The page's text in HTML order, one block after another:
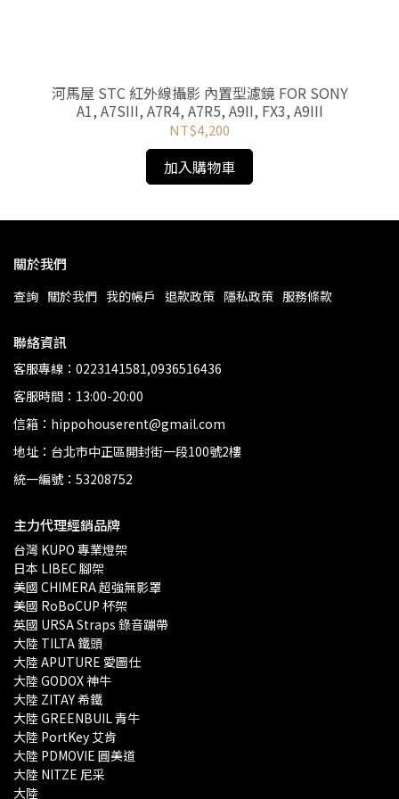
河馬屋 STC 紅外線攝影 內置型濾鏡 FOR SONY
A1, A7SIII, A7R4, A7R5, A9II, FX3, A9III
NT$4,200
加入購物車
關於我們
查詢 關於我們 我的帳戶 退款政策 隱私政策 服務條款
聯絡資訊
客服專線：0223141581,0936516436
客服時間：13:00-20:00
信箱：hippohouserent@gmail.com
地址：台北市中正區開封街一段100號2樓
統一編號：53208752
主力代理經銷品牌
台灣 KUPO 專業燈架
日本 LIBEC 腳架
美國 CHIMERA 超強無影罩
美國 RoBoCUP 杯架
英國 URSA Straps 錄音蹦帶
大陸 TILTA 鐵頭
大陸 APUTURE 愛圖仕
大陸 GODOX 神牛
大陸 ZITAY 希鐵
大陸 GREENBUIL 青牛
大陸 PortKey 艾肯
大陸 PDMOVIE 圓美道
大陸 NITZE 尼采
大陸